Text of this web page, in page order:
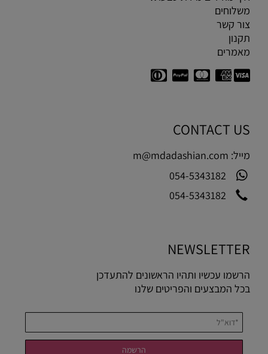
משלוחים
צור קשר
תקנון
מאמרים
CONTACT US
מייל: m@mdadashian.com
054-5343182
054-5343182
NEWSLETTER
הרשמו עכשיו ותהיו הראשונים להתעדכן
בכל המבצעים והפריטים שלנו